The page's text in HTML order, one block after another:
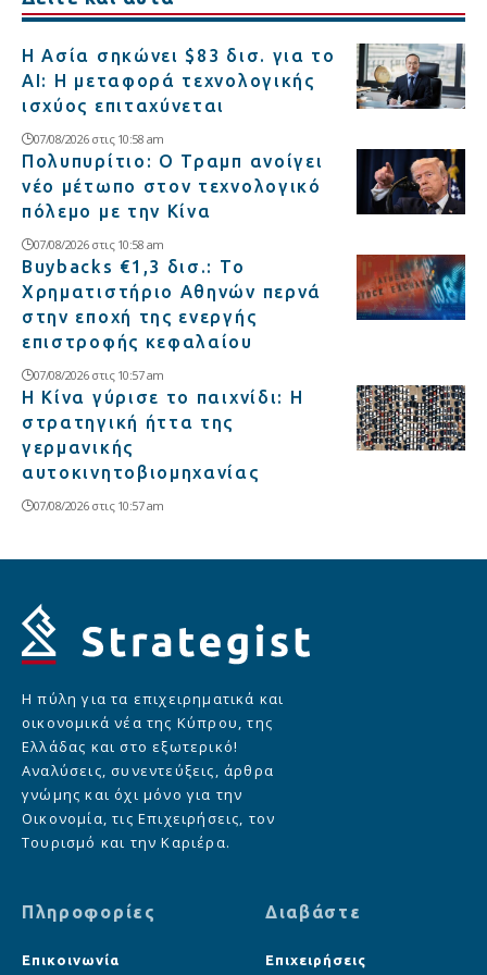
Η Ασία σηκώνει $83 δισ. για το
AI: Η μεταφορά τεχνολογικής
ισχύος επιταχύνεται
07/08/2026 στις 10:58 am
Πολυπυρίτιο: Ο Τραμπ ανοίγει
νέο μέτωπο στον τεχνολογικό
πόλεμο με την Κίνα
07/08/2026 στις 10:58 am
Buybacks €1,3 δισ.: Το
Χρηματιστήριο Αθηνών περνά
στην εποχή της ενεργής
επιστροφής κεφαλαίου
07/08/2026 στις 10:57 am
Η Κίνα γύρισε το παιχνίδι: Η
στρατηγική ήττα της
γερμανικής
αυτοκινητοβιομηχανίας
07/08/2026 στις 10:57 am
Η πύλη για τα επιχειρηματικά και
οικονομικά νέα της Κύπρου, της
Ελλάδας και στο εξωτερικό!
Αναλύσεις, συνεντεύξεις, άρθρα
γνώμης και όχι μόνο για την
Οικονομία, τις Επιχειρήσεις, τον
Τουρισμό και την Καριέρα.
Πληροφορίες
Επικοινωνία
Διαβάστε
Επιχειρήσεις